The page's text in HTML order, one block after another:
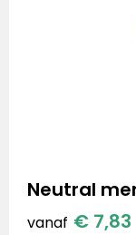
Neutral
vanaf € 7,83